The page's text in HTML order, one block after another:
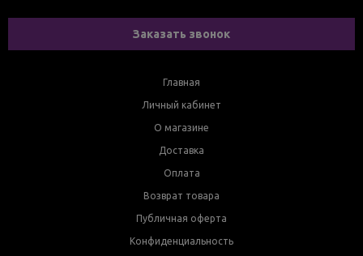
Заказать звонок
Главная
Личный кабинет
О магазине
Доставка
Оплата
Возврат товара
Публичная оферта
Конфиденциальность